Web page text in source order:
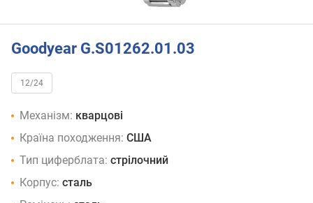
Goodyear G.S01262.01.03
12/24
Механізм: кварцові
Країна походження: США
Тип циферблата: стрілочний
Корпус: сталь